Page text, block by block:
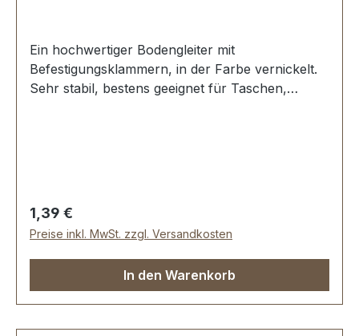
Ein hochwertiger Bodengleiter mit
Befestigungsklammern, in der Farbe vernickelt.
Sehr stabil, bestens geeignet für Taschen,
Regulärer Preis:
1,39 €
Preise inkl. MwSt. zzgl. Versandkosten
In den Warenkorb